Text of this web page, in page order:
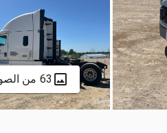
63 من الصور